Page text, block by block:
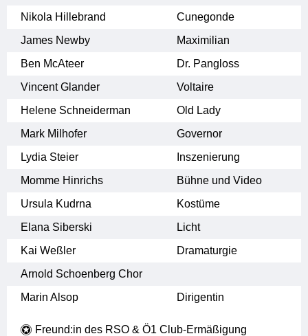
Nikola Hillebrand
Cunegonde
James Newby
Maximilian
Ben McAteer
Dr. Pangloss
Vincent Glander
Voltaire
Helene Schneiderman
Old Lady
Mark Milhofer
Governor
Lydia Steier
Inszenierung
Momme Hinrichs
Bühne und Video
Ursula Kudrna
Kostüme
Elana Siberski
Licht
Kai Weßler
Dramaturgie
Arnold Schoenberg Chor
Marin Alsop
Dirigentin
Freund:in des RSO & Ö1 Club-Ermäßigung